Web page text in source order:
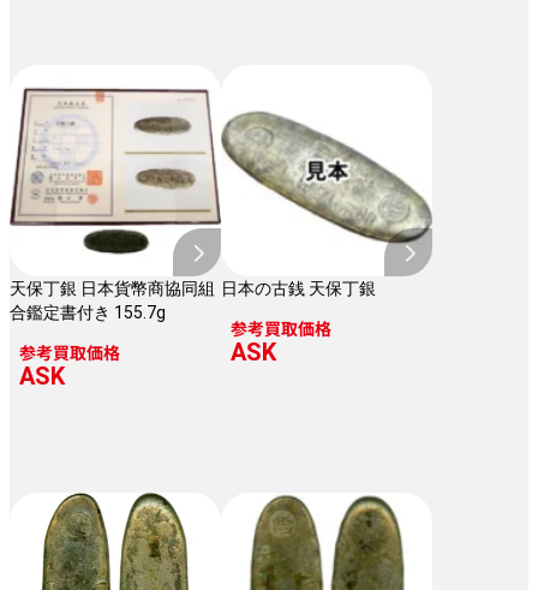
天保丁銀 日本貨幣商協同組
合鑑定書付き 155.7g
参考買取価格
ASK
日本の古銭 天保丁銀
参考買取価格
ASK